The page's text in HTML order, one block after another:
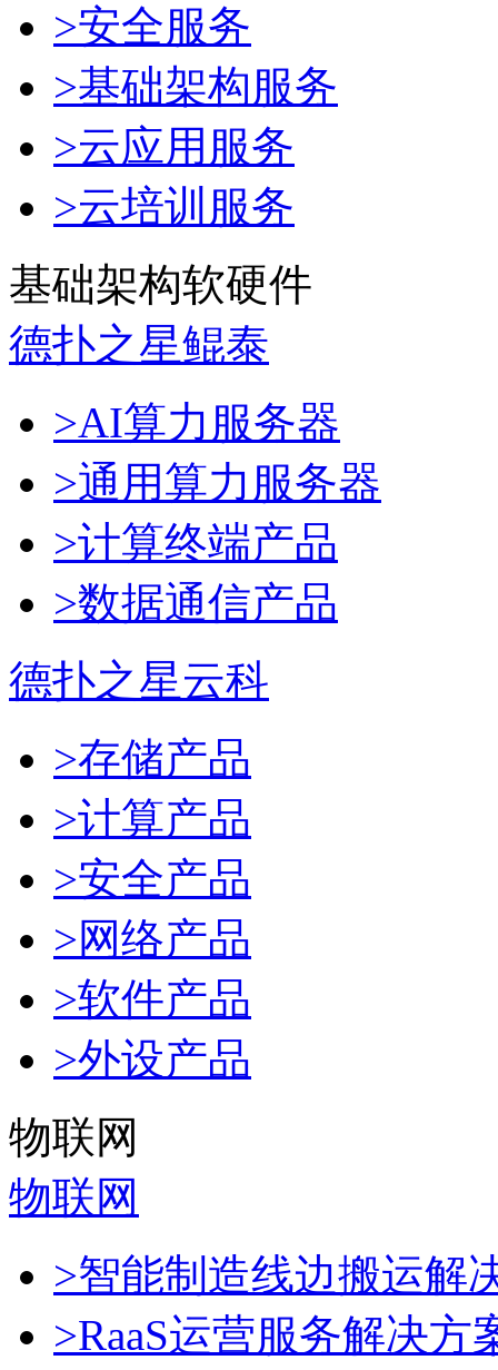
>安全服务
>基础架构服务
>云应用服务
>云培训服务
基础架构软硬件
德扑之星鲲泰
>AI算力服务器
>通用算力服务器
>计算终端产品
>数据通信产品
德扑之星云科
>存储产品
>计算产品
>安全产品
>网络产品
>软件产品
>外设产品
物联网
物联网
>智能制造线边搬运解
>RaaS运营服务解决方